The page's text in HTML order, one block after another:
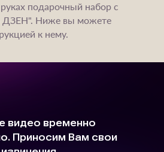
подарочный набор с
ДЗЕН". Ниже вы можете
к нему.